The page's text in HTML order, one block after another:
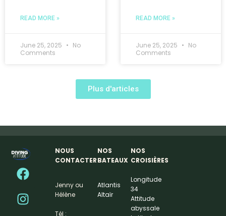
READ MORE »
June 25, 2025
No
Comments
READ MORE »
June 25, 2025
No
Comments
Plus d'articles
NOUS
CONTACTER
Jenny ou
Hélène
Tél :
NOS
BATEAUX
Atlantis
Altaïr
NOS
CROISIÈRES
Longitude
34
Attitude
abyssale